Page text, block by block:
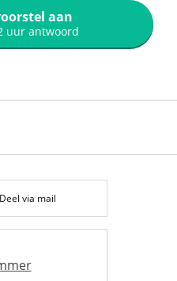
aan
uur antwoord
Deel via mail